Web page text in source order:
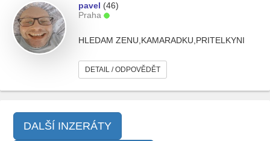
pavel (46)
Praha
HLEDAM ZENU,KAMARADKU,PRITELKYNI
DETAIL / ODPOVĚDĚT
DALŠÍ INZERÁTY